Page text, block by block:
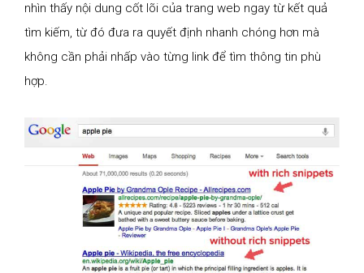
nhìn thấy nội dung cốt lõi của trang web ngay từ kết quả
tìm kiếm, từ đó đưa ra quyết định nhanh chóng hơn mà
không cần phải nhấp vào từng link để tìm thông tin phù
hợp.